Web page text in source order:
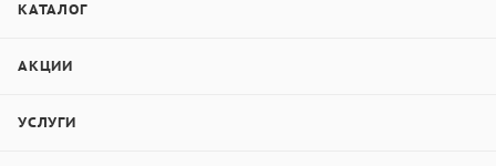
КАТАЛОГ
АКЦИИ
УСЛУГИ